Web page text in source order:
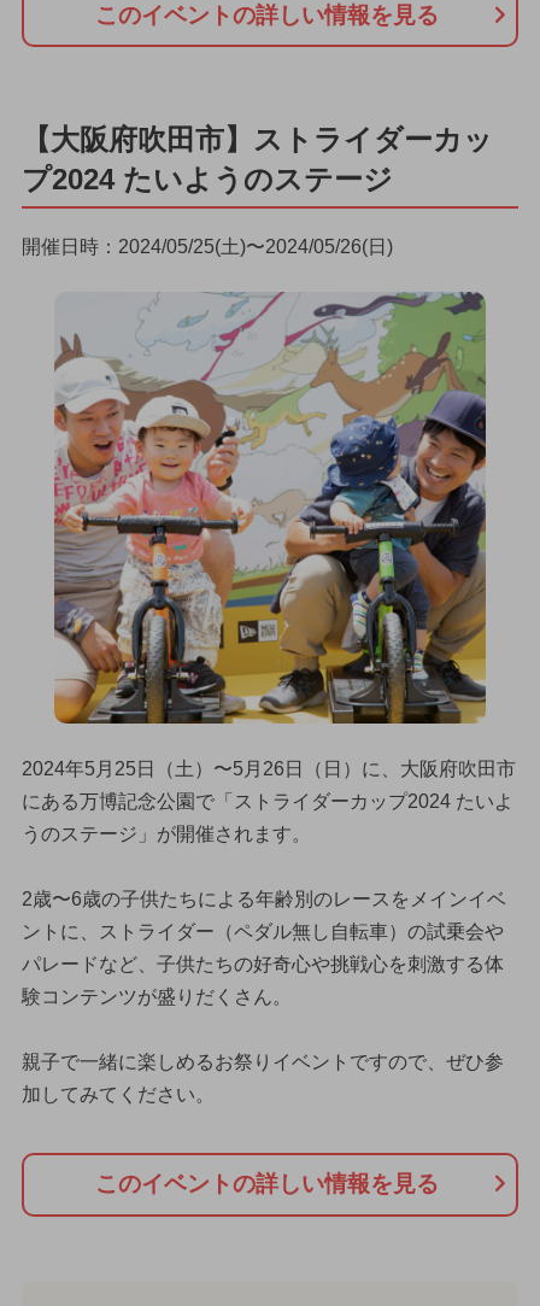
このイベントの詳しい情報を見る
【大阪府吹田市】ストライダーカッ
プ2024 たいようのステージ
開催日時：2024/05/25(土)〜2024/05/26(日)
2024年5月25日（土）〜5月26日（日）に、大阪府吹田市
にある万博記念公園で「ストライダーカップ2024 たいよ
うのステージ」が開催されます。
2歳〜6歳の子供たちによる年齢別のレースをメインイベ
ントに、ストライダー（ペダル無し自転車）の試乗会や
パレードなど、子供たちの好奇心や挑戦心を刺激する体
験コンテンツが盛りだくさん。
親子で一緒に楽しめるお祭りイベントですので、ぜひ参
加してみてください。
このイベントの詳しい情報を見る